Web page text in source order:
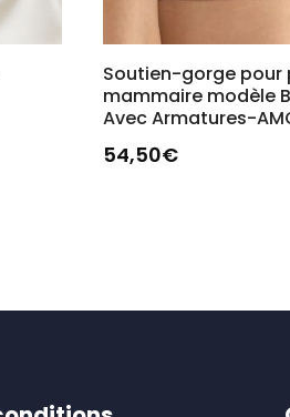
Soutien-gorge pour
mammaire modèle
Avec Armatures-
54,50€
variations.
peuvent